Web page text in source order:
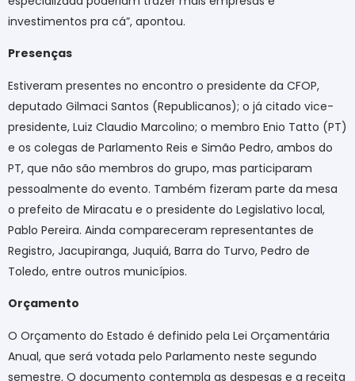
investimentos pra cá”, apontou.
Presenças
Estiveram presentes no encontro o presidente da CFOP,
deputado Gilmaci Santos (Republicanos); o já citado vice-
presidente, Luiz Claudio Marcolino; o membro Enio Tatto (PT)
e os colegas de Parlamento Reis e Simão Pedro, ambos do
PT, que não são membros do grupo, mas participaram
pessoalmente do evento. Também fizeram parte da mesa
o prefeito de Miracatu e o presidente do Legislativo local,
Pablo Pereira. Ainda compareceram representantes de
Registro, Jacupiranga, Juquiá, Barra do Turvo, Pedro de
Toledo, entre outros municípios.
Orçamento
O Orçamento do Estado é definido pela Lei Orçamentária
Anual, que será votada pelo Parlamento neste segundo
semestre. O documento contempla as despesas e a receita